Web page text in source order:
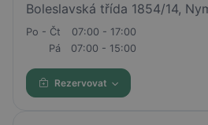
Boleslavská třída 1854/14,
Po - Čt
07:00 - 17:00
Pá
07:00 - 15:00
Rezervovat